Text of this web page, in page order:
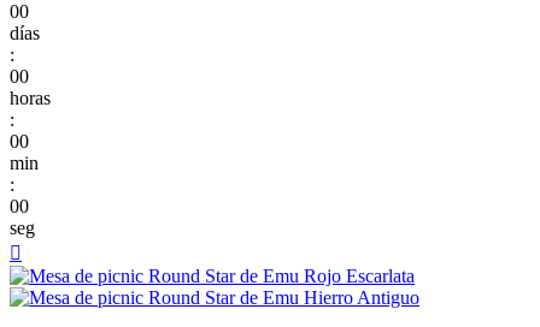
00
días
:
00
horas
:
00
min
:
00
seg
